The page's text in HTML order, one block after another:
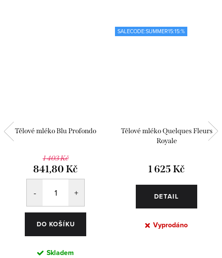
Tělové mléko Blu Profondo
1 403 Kč
841,80 Kč
DO KOŠÍKU
Skladem
SALECODE:SUMMER15:15:%
Tělové mléko Quelques Fleurs
Royale
1 625 Kč
DETAIL
Vyprodáno